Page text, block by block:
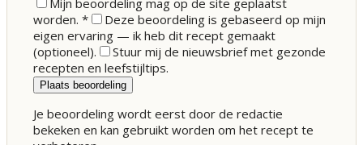
Mijn beoordeling mag op de site geplaatst
worden. *
Deze beoordeling is gebaseerd op mijn
eigen ervaring — ik heb dit recept gemaakt
(optioneel).
Stuur mij de nieuwsbrief met gezonde
recepten en leefstijltips.
Plaats beoordeling
Je beoordeling wordt eerst door de redactie
bekeken en kan gebruikt worden om het recept te